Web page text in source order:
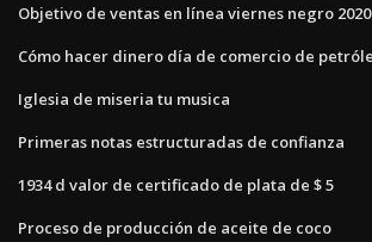
Objetivo de ventas en línea viernes negro 2020
Cómo hacer dinero día de comercio de
Iglesia de miseria tu musica
Primeras notas estructuradas de confianza
1934 d valor de certificado de plata de $ 5
Proceso de producción de aceite de coco